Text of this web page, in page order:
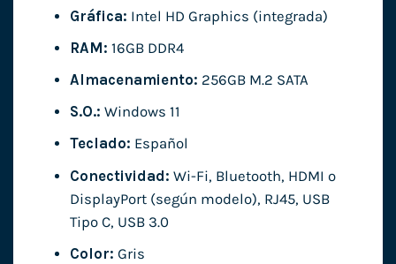
Gráfica: Intel HD Graphics (integrada)
RAM: 16GB DDR4
Almacenamiento: 256GB M.2 SATA
S.O.: Windows 11
Teclado: Español
Conectividad: Wi-Fi, Bluetooth, HDMI o
DisplayPort (según modelo), RJ45, USB
Tipo C, USB 3.0
Color: Gris